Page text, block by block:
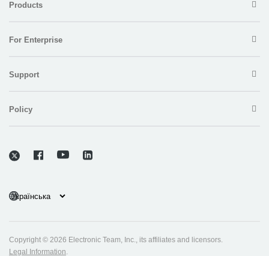
Products
For Enterprise
Support
Policy
Copyright © 2026 Electronic Team, Inc., its affiliates and licensors.
Legal Information.